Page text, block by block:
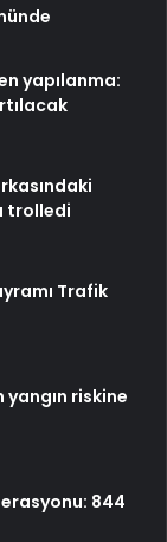
yapılanma:
trolledi
Trafik
riskine
844